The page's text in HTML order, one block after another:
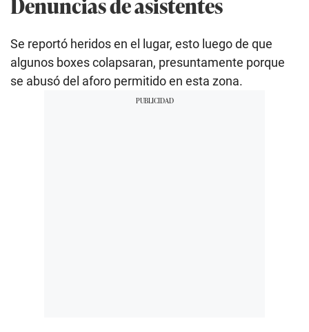
Se reportó heridos en el lugar, esto luego de que
algunos boxes colapsaran, presuntamente porque
se abusó del aforo permitido en esta zona.